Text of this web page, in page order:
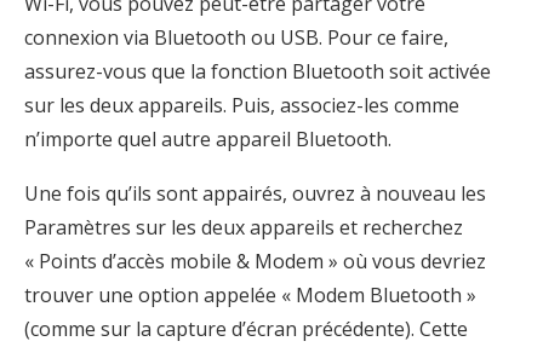
connexion via Bluetooth ou USB. Pour ce faire,
assurez-vous que la fonction Bluetooth soit activée
sur les deux appareils. Puis, associez-les comme
n’importe quel autre appareil Bluetooth.
Une fois qu’ils sont appairés, ouvrez à nouveau les
Paramètres sur les deux appareils et recherchez
« Points d’accès mobile & Modem » où vous devriez
trouver une option appelée « Modem Bluetooth »
(comme sur la capture d’écran précédente). Cette